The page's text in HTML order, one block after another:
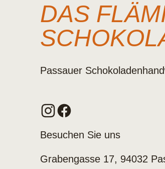
DAS
Passauer
Besuchen Sie uns
Grabengasse 17, 94032